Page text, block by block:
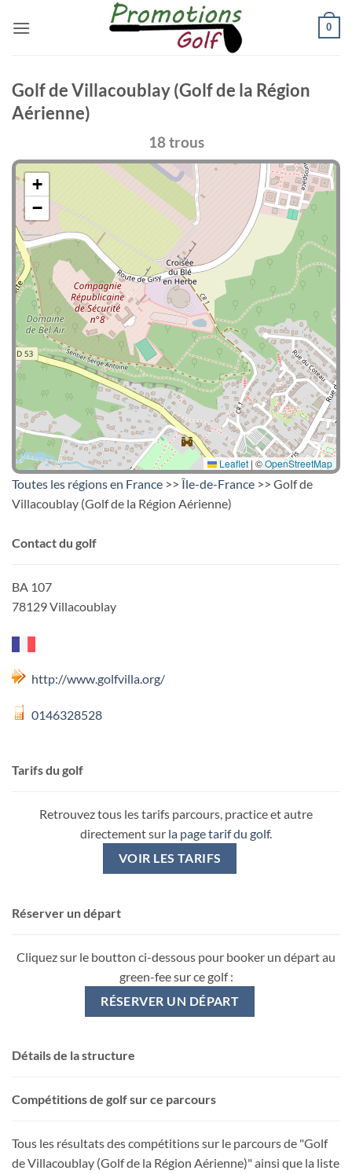
0
Golf de Villacoublay (Golf de la Région
Aérienne)
18 trous
+
−
Leaflet | ©OpenStreetMap
Toutes les régions en France >> Île-de-France >> Golf de
Villacoublay (Golf de la Région Aérienne)
Contact du golf
BA 107
78129 Villacoublay
http://www.golfvilla.org/
0146328528
Tarifs du golf
Retrouvez tous les tarifs parcours, practice et autre
directement sur la page tarif du golf.
VOIR LES TARIFS
Réserver un départ
Cliquez sur le boutton ci-dessous pour booker un départ au
green-fee sur ce golf :
RÉSERVER UN DÉPART
Détails de la structure
Compétitions de golf sur ce parcours
Tous les résultats des compétitions sur le parcours de "Golf
de Villacoublay (Golf de la Région Aérienne)" ainsi que la liste